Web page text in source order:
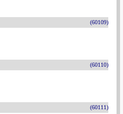
(60109)
(60110)
(60111)